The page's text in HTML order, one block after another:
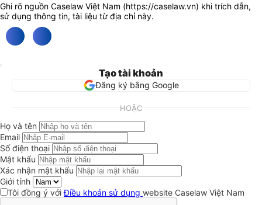
Ghi rõ nguồn Caselaw Việt Nam (https://caselaw.vn) khi trích dẫn,
sử dụng thông tin, tài liệu từ địa chỉ này.
Tạo tài khoản
Đăng ký bằng Google
HOẶC
Họ và tên
Email
Số điện thoại
Mật khẩu
Xác nhận mật khẩu
Giới tính
Tôi đồng ý vớiĐiều khoản sử dụng website Caselaw Việt Nam